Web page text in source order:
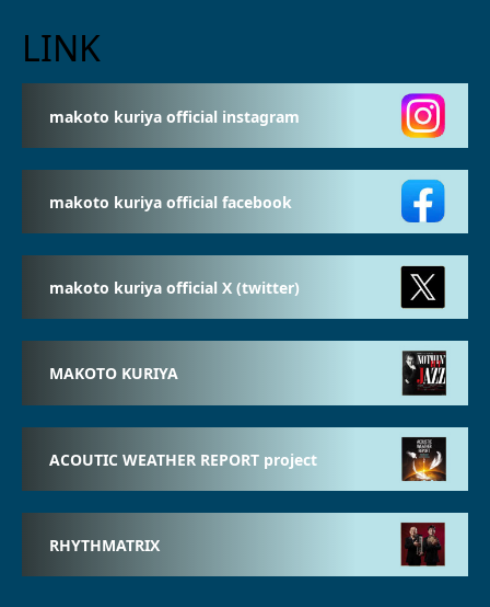
LINK
makoto kuriya official instagram
makoto kuriya official facebook
makoto kuriya official X (twitter)
MAKOTO KURIYA
ACOUTIC WEATHER REPORT project
RHYTHMATRIX